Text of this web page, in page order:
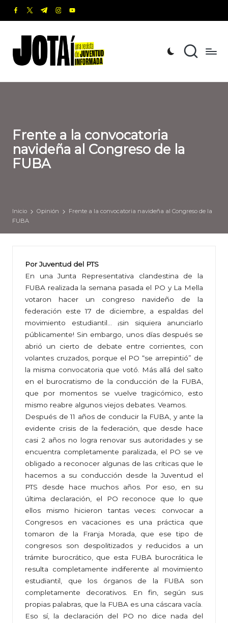
Saltar
contenido
facebook.com
twitter.com
t.me instagram.com
youtube.com
o
t
revista
de
Informada
Frente a la convocatoria
navideña al Congreso de la
FUBA
Inicio Opinión
Frente a la convocatoria navideña al Congreso de la
FUBA
Por Juventud del PTS
En una Junta Representativa clandestina de la
FUBA realizada la semana pasada el PO y La Mella
votaron hacer un congreso navideño de la
federación este 17 de diciembre, a espaldas del
movimiento estudiantil… ¡sin siquiera anunciarlo
públicamente! Sin embargo, unos días después se
abrió un cierto de debate entre corrientes, con
volantes cruzados, porque el PO “se arrepintió” de
la misma convocatoria que votó. Más allá del salto
en el burocratismo de la conducción de la FUBA,
que por momentos se vuelve tragicómico, esto
mismo reabre algunos viejos debates. Veamos.
Después de 11 años de conducir la FUBA, y ante la
evidente crisis de la federación, que desde hace
casi 2 años no logra renovar sus autoridades y se
encuentra completamente paralizada, el PO se ve
obligado a reconocer algunas de las críticas que le
hacemos a su conducción desde la Juventud el
PTS desde hace muchos años. Por eso, en su
última declaración, el PO reconoce que lo que
ellos mismo hicieron tantas veces: convocar a
Congresos en vacaciones es una práctica que
tomaron de la Franja Morada, que ese tipo de
congresos son despolitizados y reducidos a un
trámite burocrático, que esta FUBA burocrática le
resulta completamente indiferente al movimiento
estudiantil, que los órganos de la FUBA son
completamente decorativos. En fin, según sus
propias palabras, que la FUBA es una cáscara vacía.
Eso sí, la declaración del PO no dice nada del